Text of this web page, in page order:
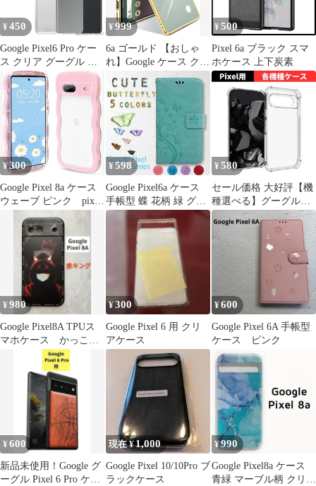
¥ 450
Google Pixel6 Pro ケー
ス クリア グーグル ピ
クセル6プロ カバー ス
マホ 衝撃吸収 透明 シ
リコン ソフトケース
TPU 耐衝撃 保護
¥999
6a ゴールド 【おしゃ
れ】Google ケース クリ
ア Pixel メッキ加工
¥ 500
Pixel 6a ブラック スマ
ホケース 上下炭素
¥300
Google Pixel 8a ケース
ウェーブ ピンク pixel
¥598
Google Pixel6a ケース
手帳型 蝶 花柄 緑 グリ
ーン 紫 ラベンダー 桃
色 ピンク 青 ブルー 赤
レッド グーグル カバー
ピクセル6a レザー 革
送料無料 安い スマホケ
¥ 580
セール価格 大好評【機
種選べる】グーグルピ
クセル Google Pixel 9a
8a 8 8pro 7a 7 6a ケース
クリア 耐衝撃 衝撃吸収
透明 TPU ソフト カバ
ー GooglePixel
¥980
Google Pixel8A TPUス
マホケース かっこい
い 赤キング
¥300
Google Pixel 6 用 クリ
アケース
¥600
Google Pixel 6A 手帳型
ケース ピンク
¥600
新品未使用！Google グ
ーグル Pixel 6 Pro ケー
現在 ¥1,000
Google Pixel 10/10Pro ブ
ラックケース
¥990
Google Pixel8a ケース
青緑 マーブル柄 クリア